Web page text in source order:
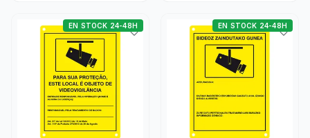
EN STOCK 24-48H EN STOCK 24-48H